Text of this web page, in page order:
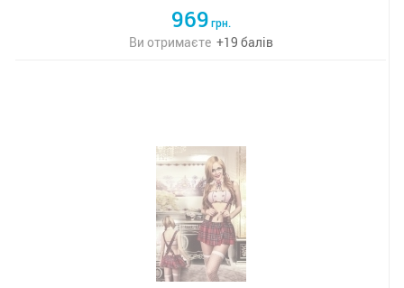
969грн.
Ви отримаєте +19 балів